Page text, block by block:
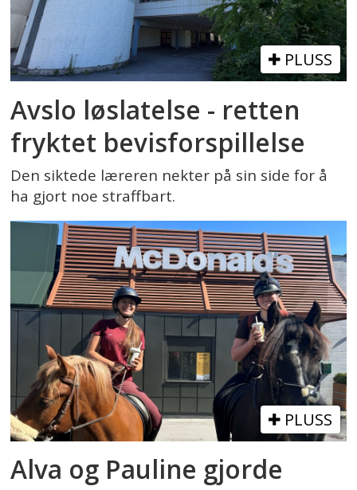
PLUSS
Avslo løslatelse - retten
fryktet bevisforspillelse
Den siktede læreren nekter på sin side for å
ha gjort noe straffbart.
PLUSS
Alva og Pauline gjorde